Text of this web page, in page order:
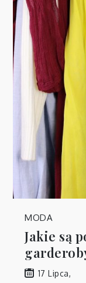
MODA
Jakie są
17 Lipca,